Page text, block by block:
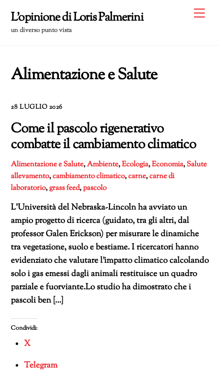
content
L'opinione di Loris Palmerini
un diverso punto vista
Alimentazione e Salute
28 LUGLIO 2026
Come il pascolo rigenerativo
combatte il cambiamento climatico
Alimentazione e Salute,Ambiente,Ecologia,Economia,Salute
allevamento,cambiamento climatico,carne,carne di
laboratorio,grass feed,pascolo
L’Università del Nebraska-Lincoln ha avviato un
ampio progetto di ricerca (guidato, tra gli altri, dal
professor Galen Erickson) per misurare le dinamiche
tra vegetazione, suolo e bestiame. I ricercatori hanno
evidenziato che valutare l’impatto climatico calcolando
solo i gas emessi dagli animali restituisce un quadro
parziale e fuorviante.Lo studio ha dimostrato che i
pascoli ben […]
Condividi:
X
Telegram